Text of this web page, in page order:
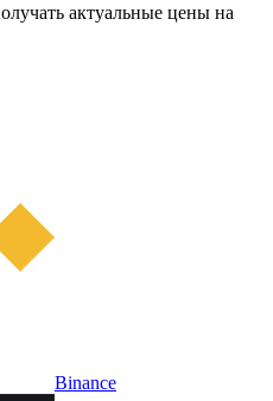
актуальные цены на
Binance